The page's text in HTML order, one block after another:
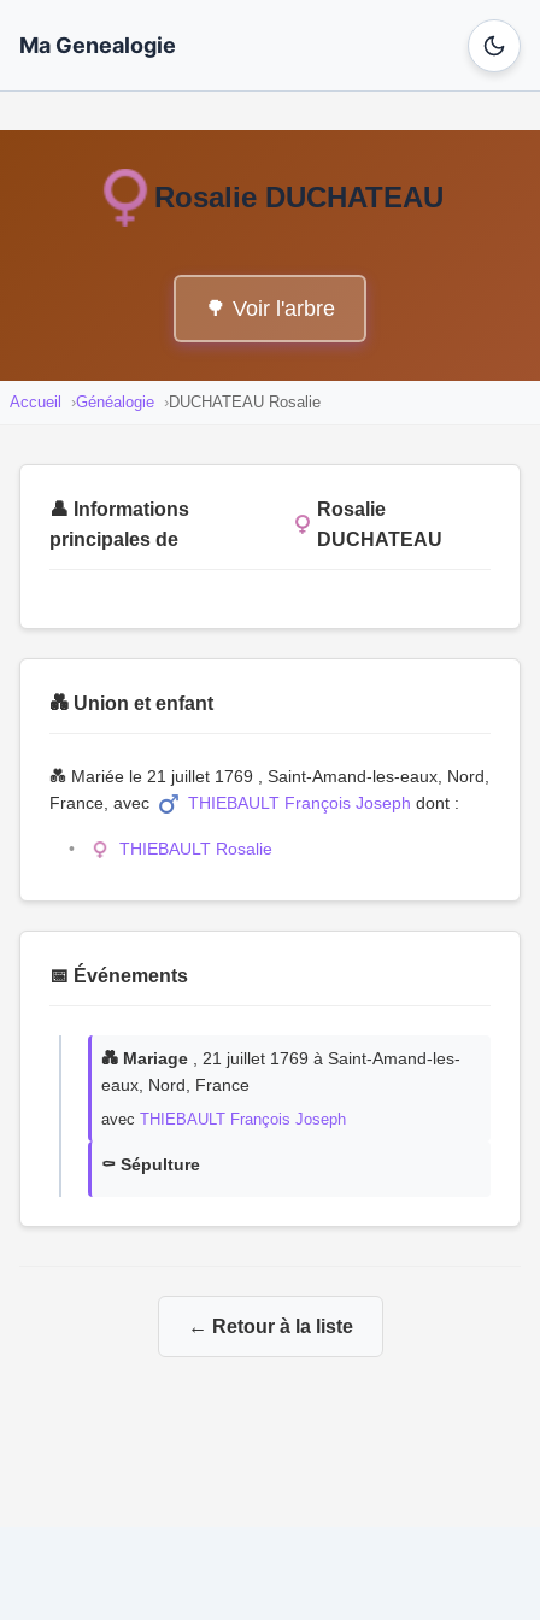
Ma Genealogie
Rosalie DUCHATEAU
🌳 Voir l'arbre
Accueil Généalogie DUCHATEAU Rosalie
👤 Informations
principales de
Rosalie
DUCHATEAU
💑 Union et enfant
💑 Mariée le 21 juillet 1769 , Saint-Amand-les-eaux, Nord,
France, avec
THIEBAULT François Joseph dont :
THIEBAULT Rosalie
📅 Événements
💑 Mariage , 21 juillet 1769 à Saint-Amand-les-
eaux, Nord, France
avec THIEBAULT François Joseph
⚰️ Sépulture
← Retour à la liste